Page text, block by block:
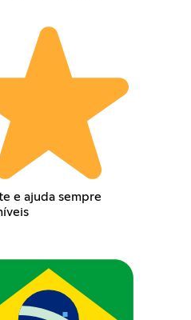
e ajuda sempre